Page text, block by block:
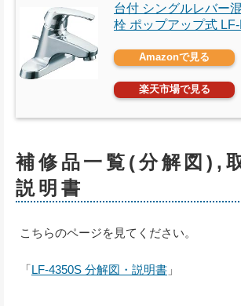
台付 シングルレバー
栓 ポップアップ式
Amazonで見る
楽天市場で見る
補修品一覧(分解図),
説明書
こちらのページを見てください。
「LF-4350S 分解図・説明書 」